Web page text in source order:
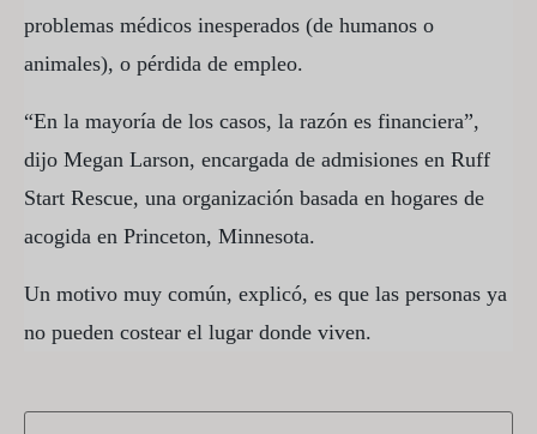
problemas médicos inesperados (de humanos o
animales), o pérdida de empleo.
“En la mayoría de los casos, la razón es financiera”,
dijo Megan Larson, encargada de admisiones en Ruff
Start Rescue, una organización basada en hogares de
acogida en Princeton, Minnesota.
Un motivo muy común, explicó, es que las personas ya
no pueden costear el lugar donde viven.